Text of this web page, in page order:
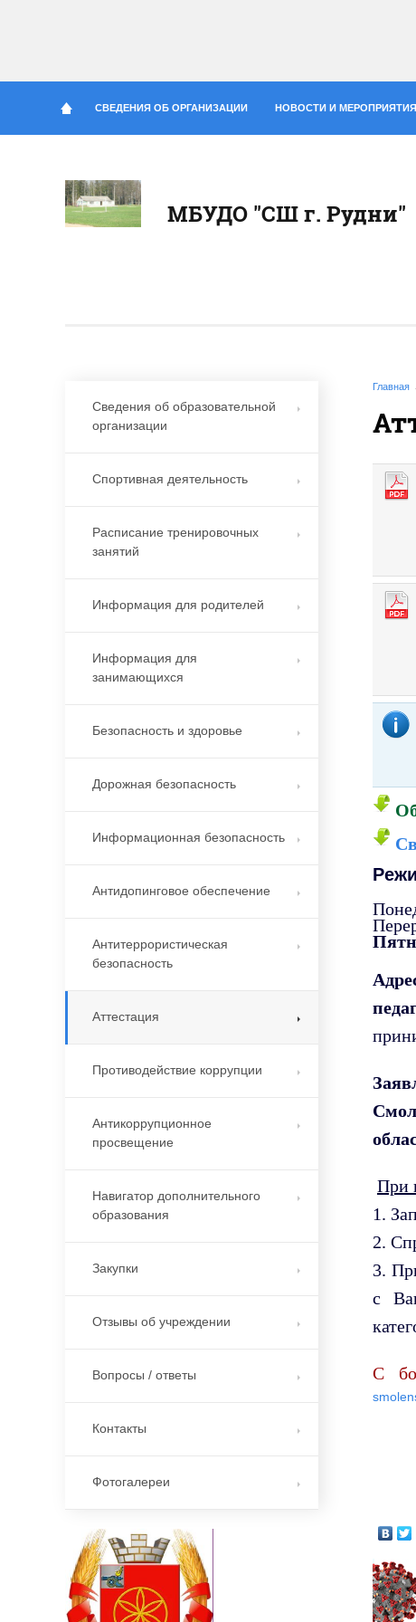
СВЕДЕНИЯ ОБ ОРГАНИЗАЦИИ НОВОСТИ И МЕРОПРИЯТИЯ
МБУДО "СШ г. Рудни"
Главная
При
1.
2.
3.
с
С
Сведения об образовательной
организации
Спортивная деятельность
Расписание тренировочных
занятий
Информация для родителей
Информация для
занимающихся
Безопасность и здоровье
Дорожная безопасность
Информационная безопасность
Антидопинговое обеспечение
Антитеррористическая
безопасность
Аттестация
Противодействие коррупции
Антикоррупционное
просвещение
Навигатор дополнительного
образования
Закупки
Отзывы об учреждении
Вопросы / ответы
Контакты
Фотогалереи